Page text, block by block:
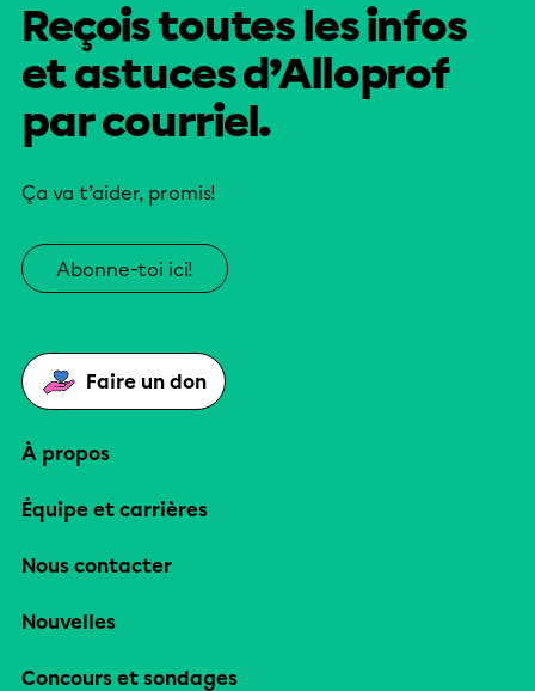
Reçois toutes les infos
et astuces d’Alloprof
par courriel.
Ça va t’aider, promis!
Abonne-toi ici!
Faire un don
À propos
Équipe et carrières
Nous contacter
Nouvelles
Concours et sondages